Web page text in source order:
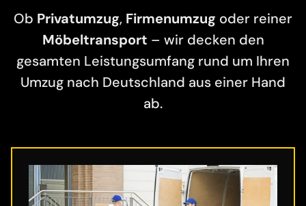
Ob Privatumzug, Firmenumzug oder reiner
Möbeltransport – wir decken den
gesamten Leistungsumfang rund um Ihren
Umzug nach Deutschland aus einer Hand
ab.